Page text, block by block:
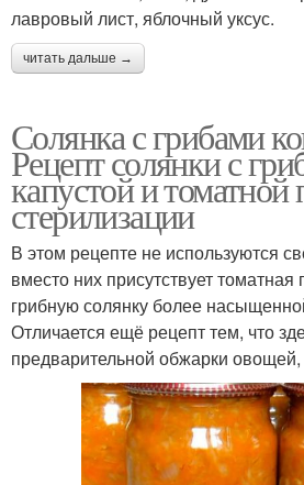
лавровый лист, яблочный уксус.
читать дальше →
Солянка с грибами
Рецепт солянки с
капустой и томатной
стерилизации
В этом рецепте не используются
вместо них присутствует
грибную солянку более
Отличается ещё рецепт тем, что
предварительной обжарки овощей,